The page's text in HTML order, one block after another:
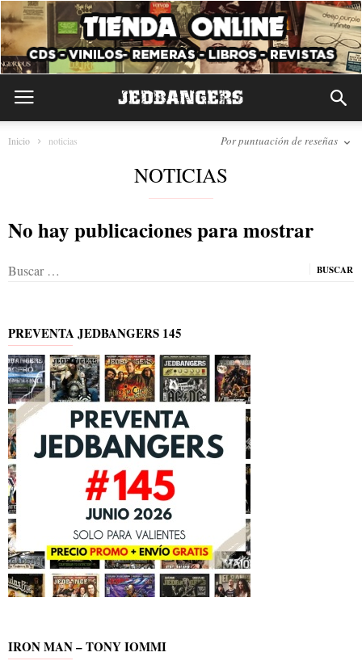
Inicio noticias Por puntuación de reseñas
NOTICIAS
No hay publicaciones para mostrar
Buscar:
PREVENTA JEDBANGERS 145
IRON MAN – TONY IOMMI